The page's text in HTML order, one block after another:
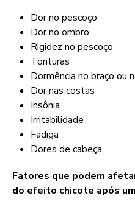
Dor no pescoço
Dor no ombro
Rigidez no pescoço
Tonturas
Dormência no braço ou
Dor nas costas
Insônia
Irritabilidade
Fadiga
Dores de cabeça
Fatores que podem
do efeito chicote após